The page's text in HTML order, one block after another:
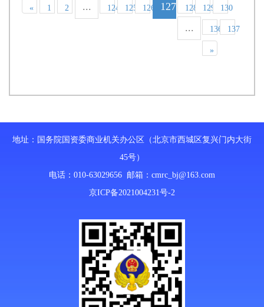
« 1 2 ... 124 125 126 127 128 129 130
... 136 137
»
地址：国务院国资委商业机关办公区（北京市西城区复兴门内大街
45号）
电话：010-63029656 邮箱： cmrc_bj@163.com
京ICP备2021004231号-2